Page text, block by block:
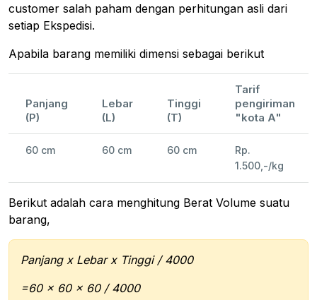
customer salah paham dengan perhitungan asli dari
setiap Ekspedisi.
Apabila barang memiliki dimensi sebagai berikut
Panjang
(P)
Lebar
(L)
Tinggi
(T)
Tarif
pengiriman
"kota A"
60 cm 60 cm 60 cm
Rp.
1.500,-/kg
Berikut adalah cara menghitung Berat Volume suatu
barang,
Panjang x Lebar x Tinggi / 4000
=60 x 60 x 60 / 4000